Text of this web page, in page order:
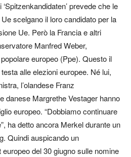
prevede che le
scelgano il loro candidato per la
Ue. Però la Francia e altri
Manfred Weber,
europeo (Ppe). Questo il
alle elezioni europee. Né lui,
l’olandese Franz
danese Margrethe Vestager hanno
europeo. “Dobbiamo continuare
ha detto ancora Merkel durante un
Quindi auspicando un
del 30 giugno sulle nomine